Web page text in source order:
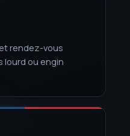
rendez-vous
lourd ou engin